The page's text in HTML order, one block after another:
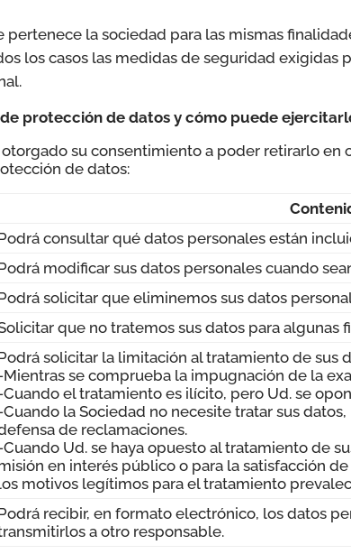
la sociedad para las mismas
los casos las medidas de seguridad exigidas
protección de datos y cómo puede
su consentimiento a poder retirarlo
de datos:
consultar qué datos personales están
modificar sus datos personales cuando
solicitar que eliminemos sus datos
que no tratemos sus datos para algunas
solicitar la limitación al tratamiento de sus
Mientras se comprueba la impugnación de la
Cuando el tratamiento es ilícito, pero Ud. se
Cuando la Sociedad no necesite tratar sus
de reclamaciones.
Cuando Ud. se haya opuesto al tratamiento de
en interés público o para la satisfacción
motivos legítimos para el tratamiento
recibir, en formato electrónico, los datos
a otro responsable.